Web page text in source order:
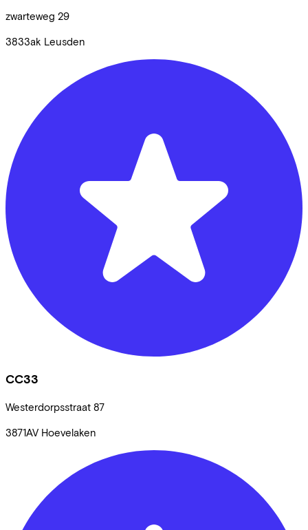
zwarteweg 29
3833ak Leusden
CC33
Westerdorpsstraat 87
3871AV Hoevelaken